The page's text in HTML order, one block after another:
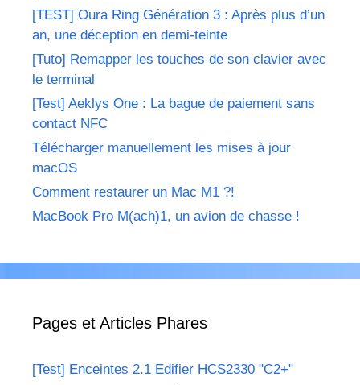
[TEST] Oura Ring Génération 3 : Après plus d’un
an, une déception en demi-teinte
[Tuto] Remapper les touches de son clavier avec
le terminal
[Test] Aeklys One : La bague de paiement sans
contact NFC
Télécharger manuellement les mises à jour
macOS
Comment restaurer un Mac M1 ?!
MacBook Pro M(ach)1, un avion de chasse !
Pages et Articles Phares
[Test] Enceintes 2.1 Edifier HCS2330 "C2+"